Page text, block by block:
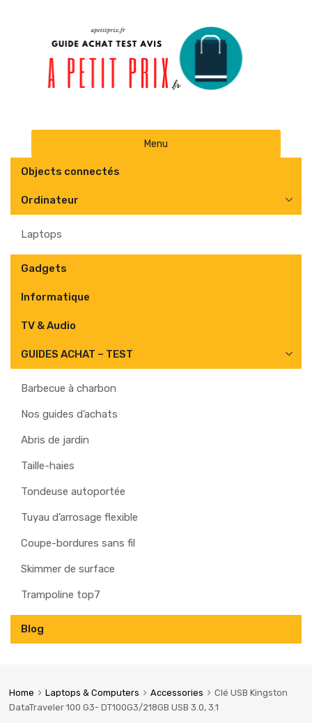
content
Menu
Objects connectés
Ordinateur
Laptops
Gadgets
Informatique
TV & Audio
GUIDES ACHAT – TEST
Barbecue à charbon
Nos guides d’achats
Abris de jardin
Taille-haies
Tondeuse autoportée
Tuyau d’arrosage flexible
Coupe-bordures sans fil
Skimmer de surface
Trampoline top7
Blog
Home Laptops & Computers Accessories
Clé USB Kingston
DataTraveler 100 G3- DT100G3/218GB USB 3.0, 3.1